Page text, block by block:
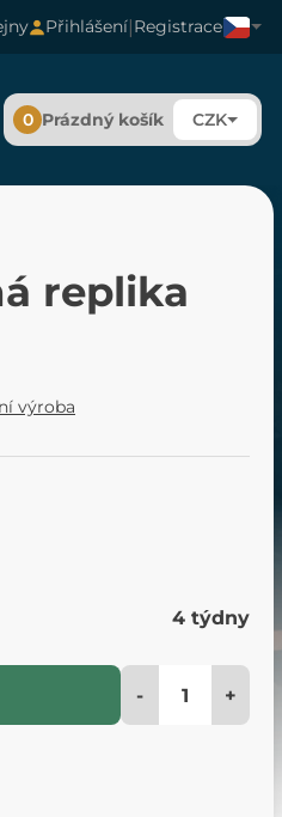
Přihlášení|Registrace
0 Prázdný košík CZK
replika
výroba
4 týdny
- +